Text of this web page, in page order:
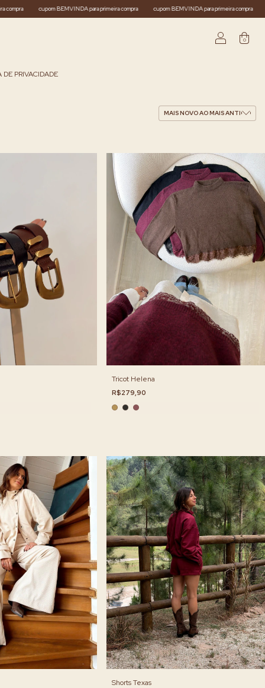
compra cupom BEMVINDA para primeira compra cupom BEMVINDA para primeira compra
0
DE PRIVACIDADE
Tricot Helena
R$279,90
Shorts Texas